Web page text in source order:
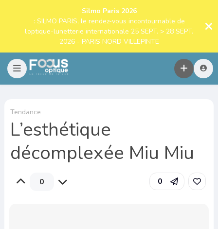
Silmo Paris 2026
: SILMO PARIS, le rendez-vous incontournable de
l’optique-lunetterie internationale 25 SEPT. > 28 SEPT.
2026 - PARIS NORD VILLEPINTE
Tendance
L’esthétique
décomplexée Miu Miu
0 0